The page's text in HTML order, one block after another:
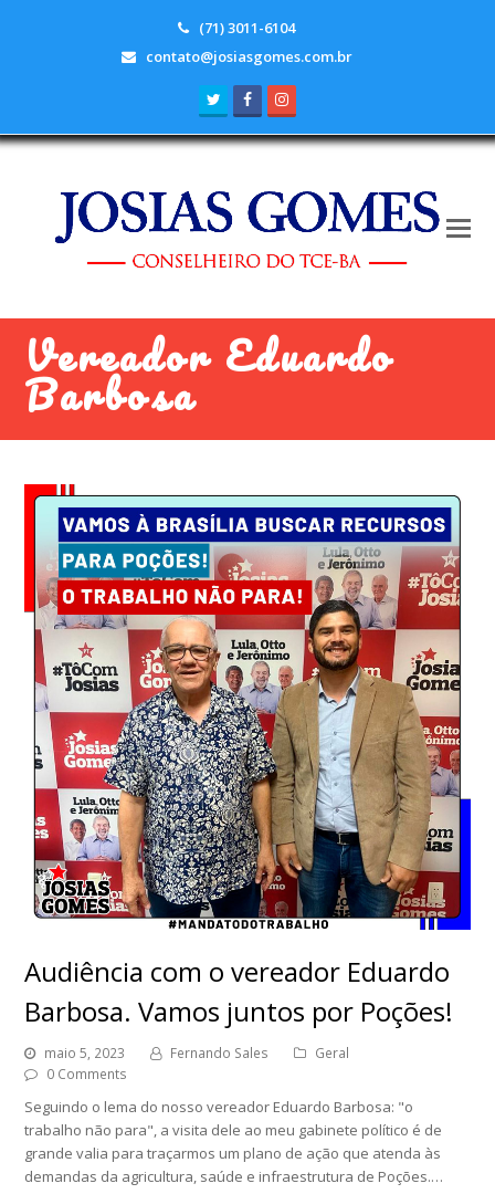
(71) 3011-6104
contato@josiasgomes.com.br
TwitterFacebook
Vereador Eduardo
Barbosa
Audiência com o vereador Eduardo
Barbosa. Vamos juntos por Poções!
maio 5, 2023 Fernando Sales
Geral
0 Comments
Seguindo o lema do nosso vereador Eduardo Barbosa: "o
trabalho não para", a visita dele ao meu gabinete político é de
grande valia para traçarmos um plano de ação que atenda às
demandas da agricultura, saúde e infraestrutura de Poções.…